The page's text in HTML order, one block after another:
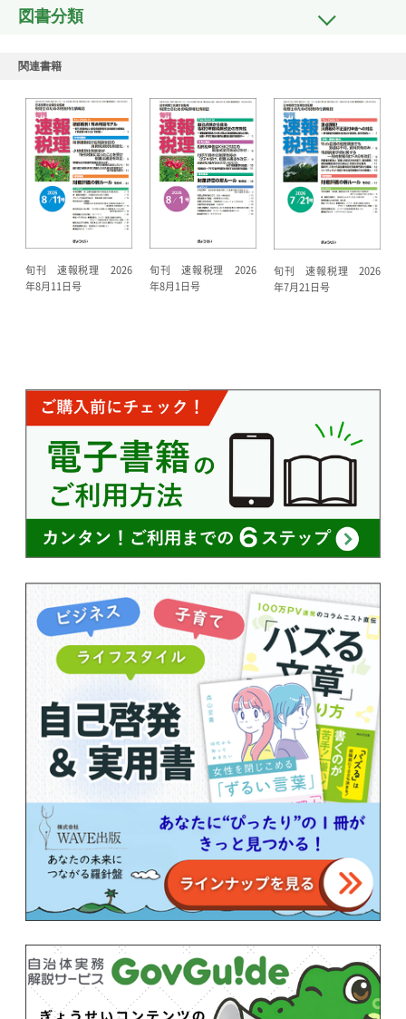
図書分類
関連書籍
旬刊 速報税理 2026
年8月11日号
旬刊 速報税理 2026
年8月1日号
旬刊 速報税理 2026
年7月21日号